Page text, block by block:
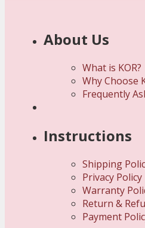
About Us
What is KOR?
Why Choose
Frequently
Instructions
Shipping
Privacy Policy
Warranty
Return &
Payment